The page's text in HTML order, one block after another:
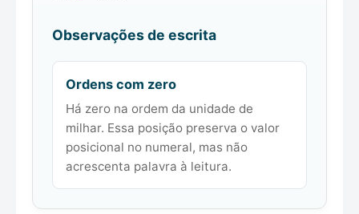
Observações de escrita
Ordens com zero
Há zero na ordem da unidade de
milhar. Essa posição preserva o valor
posicional no numeral, mas não
acrescenta palavra à leitura.